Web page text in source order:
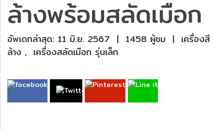
ล้างพร้อมสลัดเมือก
อัพเดทล่าสุด: 11 มิ.ย. 2567 | 1458 ผู้ชม | เครื่องสี
ล้าง , เครื่องสลัดเมือก รุ่นเล็ก